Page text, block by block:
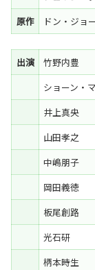
原作
ドン・ジョ
出演
竹野内豊
ショーン・
井上真央
山田孝之
中嶋朋子
岡田義徳
板尾創路
光石研
柄本時生